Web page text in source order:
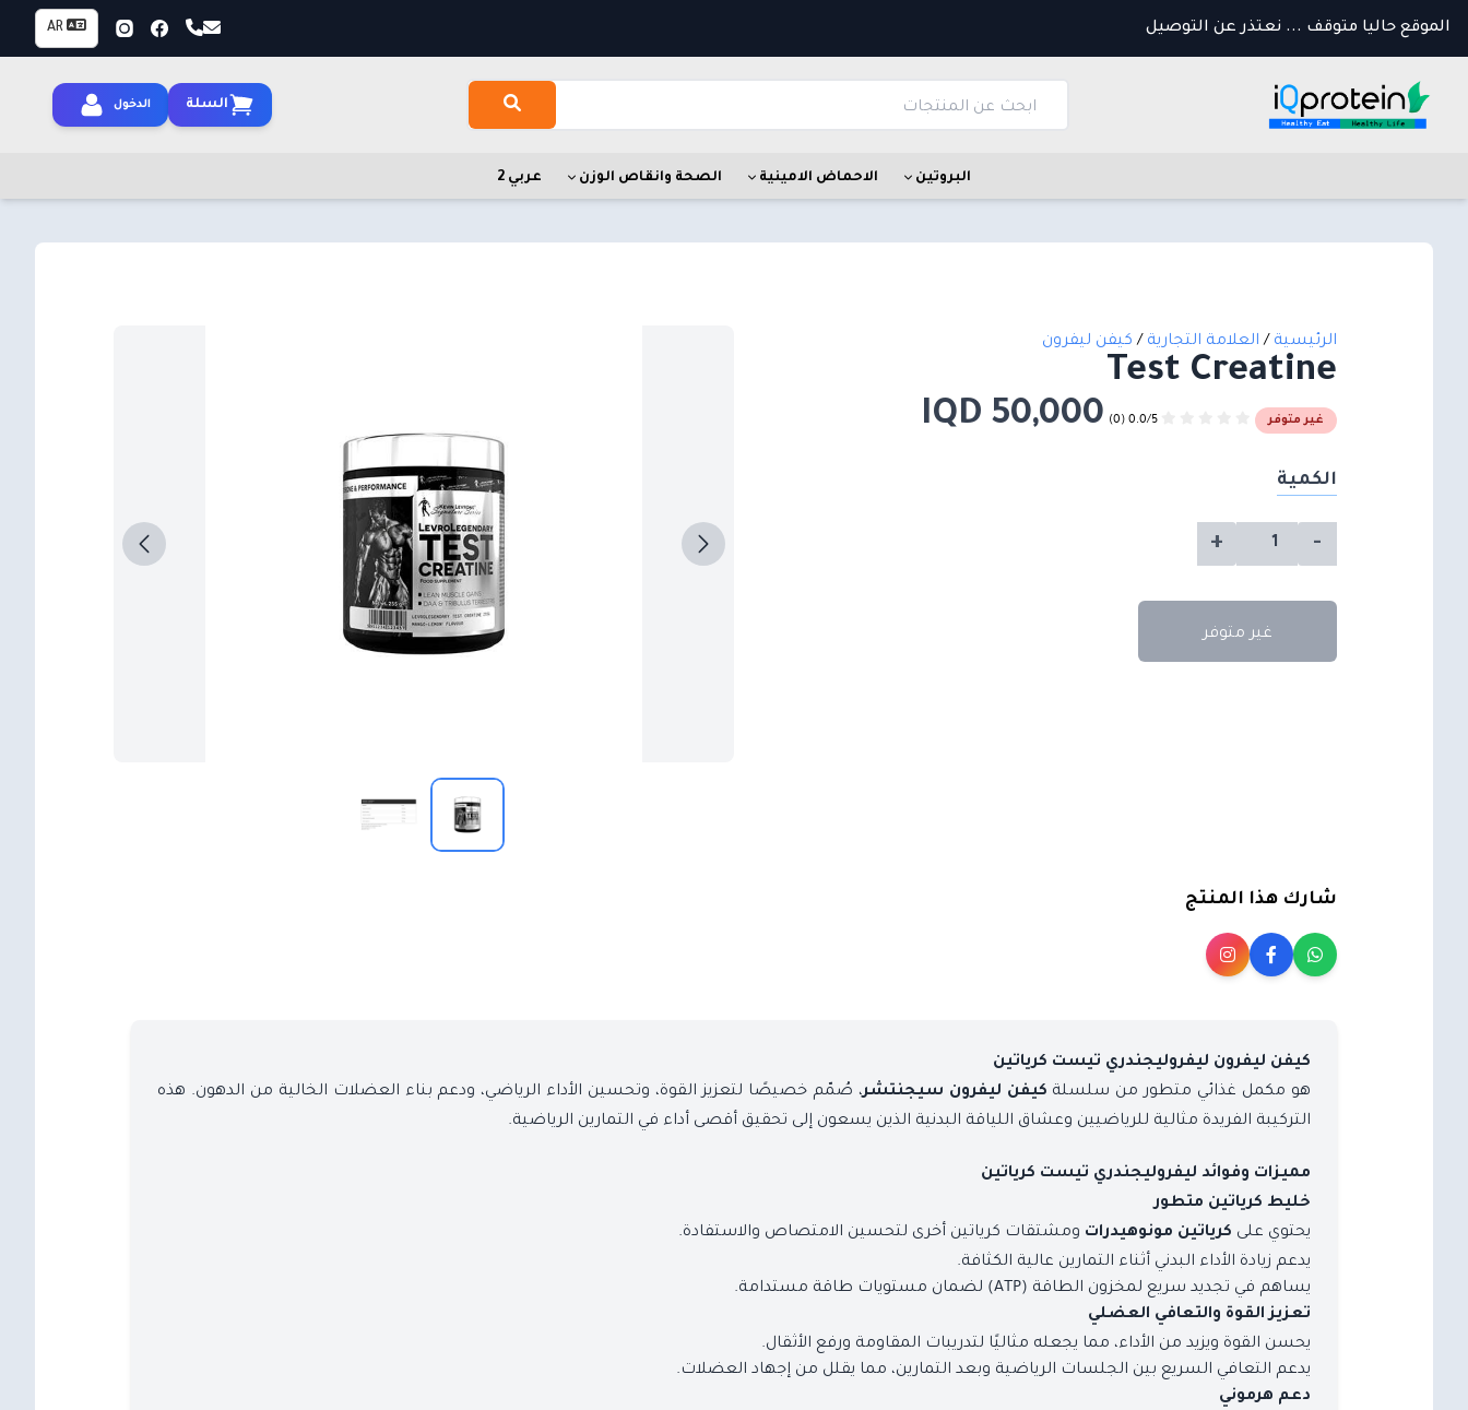
الموقع حاليا متوقف ... نعتذر عن التوصيل
السلة الدخول
البروتين الاحماض الامينية الصحة وانقاص الوزن عربي 2
الرئيسية/العلامة التجارية/كيفن ليفرون
Test Creatine
غير متوفر 50,000 IQD
الكمية
-
+
غير متوفر
شارك هذا المنتج
كيفن ليفرون ليفروليجندري تيست كرياتين
هو مكمل غذائي متطور من سلسلة كيفن ليفرون سيجنتشر، صُمّم خصيصًا لتعزيز القوة، وتحسين الأداء الرياضي، ودعم بناء العضلات الخالية من الدهون. هذه
التركيبة الفريدة مثالية للرياضيين وعشاق اللياقة البدنية الذين يسعون إلى تحقيق أقصى أداء في التمارين الرياضية.
مميزات وفوائد ليفروليجندري تيست كرياتين
خليط كرياتين متطور
يحتوي على كرياتين مونوهيدرات ومشتقات كرياتين أخرى لتحسين الامتصاص والاستفادة.
يدعم زيادة الأداء البدني أثناء التمارين عالية الكثافة.
يساهم في تجديد سريع لمخزون الطاقة (ATP) لضمان مستويات طاقة مستدامة.
تعزيز القوة والتعافي العضلي
يحسن القوة ويزيد من الأداء، مما يجعله مثاليًا لتدريبات المقاومة ورفع الأثقال.
يدعم التعافي السريع بين الجلسات الرياضية وبعد التمارين، مما يقلل من إجهاد العضلات.
دعم هرموني